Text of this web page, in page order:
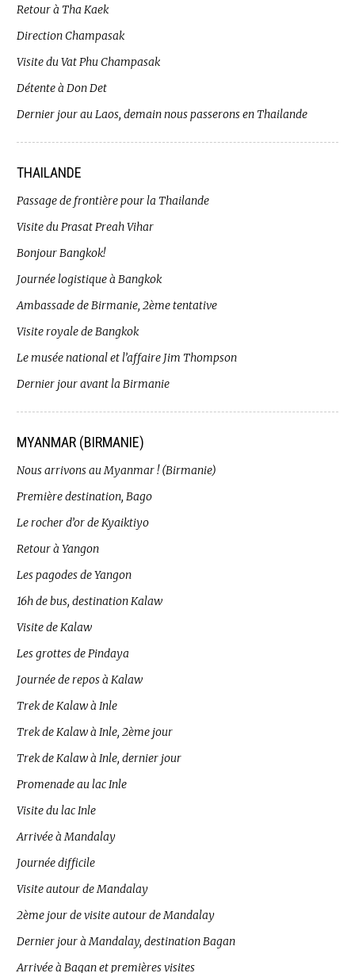
Retour à Tha Kaek
Direction Champasak
Visite du Vat Phu Champasak
Détente à Don Det
Dernier jour au Laos, demain nous passerons en Thailande
THAILANDE
Passage de frontière pour la Thailande
Visite du Prasat Preah Vihar
Bonjour Bangkok!
Journée logistique à Bangkok
Ambassade de Birmanie, 2ème tentative
Visite royale de Bangkok
Le musée national et l’affaire Jim Thompson
Dernier jour avant la Birmanie
MYANMAR (BIRMANIE)
Nous arrivons au Myanmar ! (Birmanie)
Première destination, Bago
Le rocher d’or de Kyaiktiyo
Retour à Yangon
Les pagodes de Yangon
16h de bus, destination Kalaw
Visite de Kalaw
Les grottes de Pindaya
Journée de repos à Kalaw
Trek de Kalaw à Inle
Trek de Kalaw à Inle, 2ème jour
Trek de Kalaw à Inle, dernier jour
Promenade au lac Inle
Visite du lac Inle
Arrivée à Mandalay
Journée difficile
Visite autour de Mandalay
2ème jour de visite autour de Mandalay
Dernier jour à Mandalay, destination Bagan
Arrivée à Bagan et premières visites